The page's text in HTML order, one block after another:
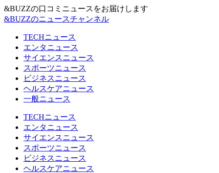
&BUZZの口コミニュースをお届けします
&BUZZのニュースチャンネル
TECHニュース
エンタニュース
サイエンスニュース
スポーツニュース
ビジネスニュース
ヘルスケアニュース
一般ニュース
TECHニュース
エンタニュース
サイエンスニュース
スポーツニュース
ビジネスニュース
ヘルスケアニュース